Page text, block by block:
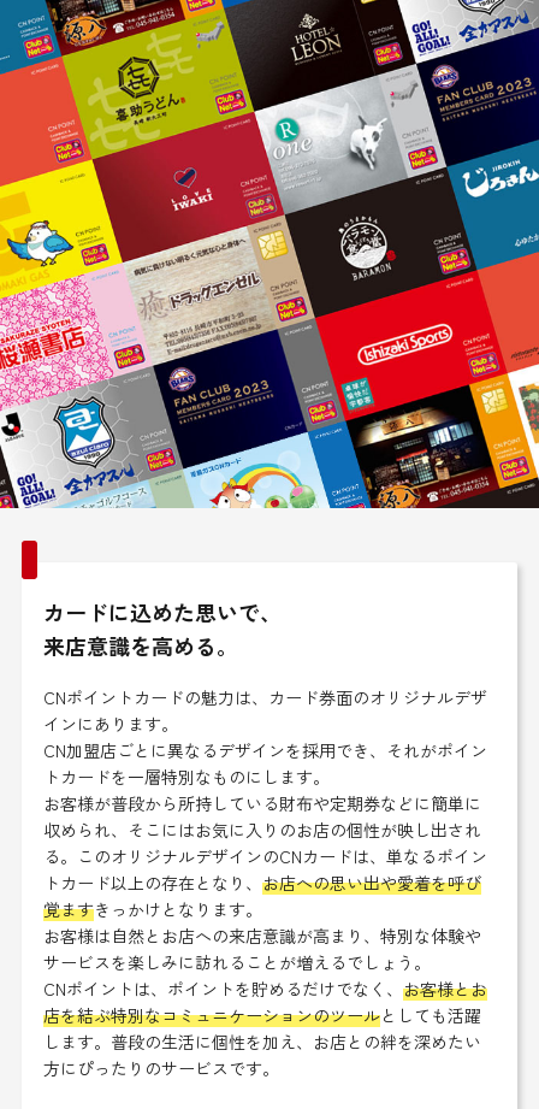
カードに込めた思いで、
来店意識を高める。
CNポイントカードの魅力は、カード券面のオリジナルデザ
インにあります。
CN加盟店ごとに異なるデザインを採用でき、それがポイン
トカードを一層特別なものにします。
お客様が普段から所持している財布や定期券などに簡単に
収められ、そこにはお気に入りのお店の個性が映し出され
る。このオリジナルデザインのCNカードは、単なるポイン
トカード以上の存在となり、 お店への思い出や愛着を呼び
覚ますきっかけとなります。
お客様は自然とお店への来店意識が高まり、特別な体験や
サービスを楽しみに訪れることが増えるでしょう。
CNポイントは、ポイントを貯めるだけでなく、 お客様とお
店を結ぶ特別なコミュニケーションのツールとしても活躍
します。普段の生活に個性を加え、お店との絆を深めたい
方にぴったりのサービスです。